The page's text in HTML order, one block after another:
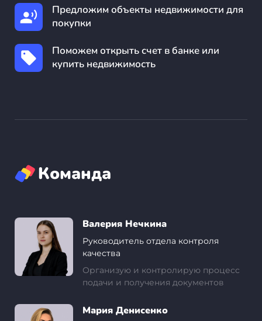
Предложим объекты недвижимости для
покупки
Поможем открыть счет в банке или
купить недвижимость
Команда
Валерия Нечкина
Руководитель отдела контроля
качества
Организую и контролирую процесс
подачи и получения документов
Мария Денисенко